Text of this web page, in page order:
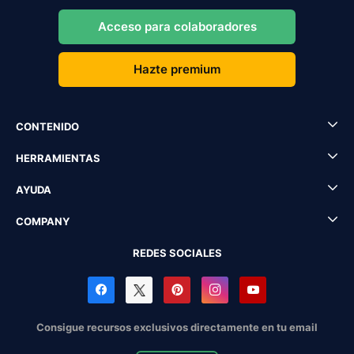
Acceso para colaboradores
Hazte premium
CONTENIDO
HERRAMIENTAS
AYUDA
COMPANY
REDES SOCIALES
Consigue recursos exclusivos directamente en tu email